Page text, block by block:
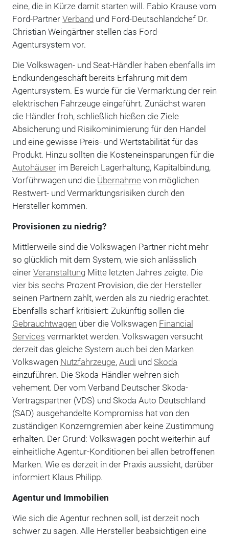
eine, die in Kürze damit starten will. Fabio Krause vom
Ford-Partner Verband und Ford-Deutschlandchef Dr.
Christian Weingärtner stellen das Ford-
Agentursystem vor.
Die Volkswagen- und Seat-Händler haben ebenfalls im
Endkundengeschäft bereits Erfahrung mit dem
Agentursystem. Es wurde für die Vermarktung der rein
elektrischen Fahrzeuge eingeführt. Zunächst waren
die Händler froh, schließlich hießen die Ziele
Absicherung und Risikominimierung für den Handel
und eine gewisse Preis- und Wertstabilität für das
Produkt. Hinzu sollten die Kosteneinsparungen für die
Autohäuserim Bereich Lagerhaltung, Kapitalbindung,
Vorführwagen und die Übernahme von möglichen
Restwert- und Vermarktungsrisiken durch den
Hersteller kommen.
Provisionen zu niedrig?
Mittlerweile sind die Volkswagen-Partner nicht mehr
so glücklich mit dem System, wie sich anlässlich
einer VeranstaltungMitte letzten Jahres zeigte. Die
vier bis sechs Prozent Provision, die der Hersteller
seinen Partnern zahlt, werden als zu niedrig erachtet.
Ebenfalls scharf kritisiert: Zukünftig sollen die
Gebrauchtwagen über die Volkswagen Financial
Services vermarktet werden. Volkswagen versucht
derzeit das gleiche System auch bei den Marken
Volkswagen Nutzfahrzeuge, Audi und Skoda
einzuführen. Die Skoda-Händler wehren sich
vehement. Der vom Verband Deutscher Skoda-
Vertragspartner (VDS) und Skoda Auto Deutschland
(SAD) ausgehandelte Kompromiss hat von den
zuständigen Konzerngremien aber keine Zustimmung
erhalten. Der Grund: Volkswagen pocht weiterhin auf
einheitliche Agentur-Konditionen bei allen betroffenen
Marken. Wie es derzeit in der Praxis aussieht, darüber
informiert Klaus Philipp.
Agentur und Immobilien
Wie sich die Agentur rechnen soll, ist derzeit noch
schwer zu sagen. Alle Hersteller beabsichtigen eine